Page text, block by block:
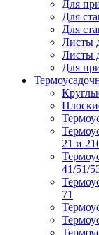
Для
Для
Для
Листы
Листы
Для
21 и
41/51/
71